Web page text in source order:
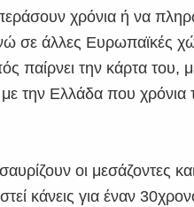
χρόνια ή να
σε άλλες Ευρωπαϊκές
παίρνει την κάρτα του,
με την Ελλάδα που
οι μεσάζοντες
κάνεις για έναν